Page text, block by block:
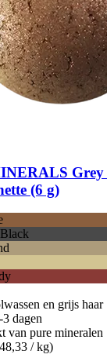
(6 g)
en grijs haar
dagen
van pure mineralen
/ kg)